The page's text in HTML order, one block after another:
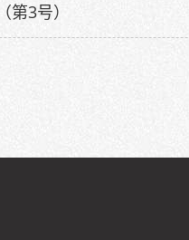
3号）